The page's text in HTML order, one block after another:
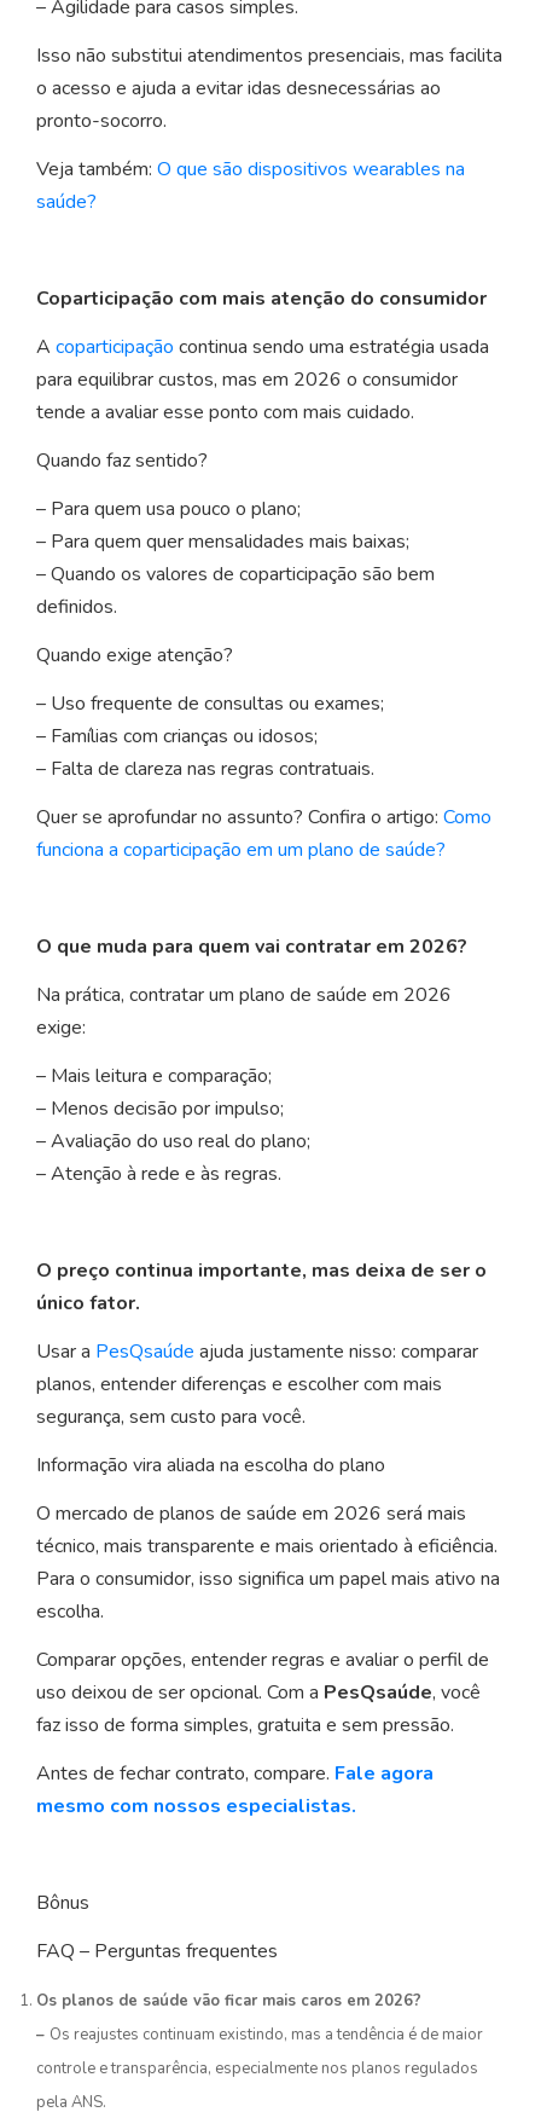
– Agilidade para casos simples.
Isso não substitui atendimentos presenciais, mas facilita
o acesso e ajuda a evitar idas desnecessárias ao
pronto-socorro.
Veja também: O que são dispositivos wearables na
saúde?
Coparticipação com mais atenção do consumidor
A coparticipação continua sendo uma estratégia usada
para equilibrar custos, mas em 2026 o consumidor
tende a avaliar esse ponto com mais cuidado.
Quando faz sentido?
– Para quem usa pouco o plano;
– Para quem quer mensalidades mais baixas;
– Quando os valores de coparticipação são bem
definidos.
Quando exige atenção?
– Uso frequente de consultas ou exames;
– Famílias com crianças ou idosos;
– Falta de clareza nas regras contratuais.
Quer se aprofundar no assunto? Confira o artigo: Como
funciona a coparticipação em um plano de saúde?
O que muda para quem vai contratar em 2026?
Na prática, contratar um plano de saúde em 2026
exige:
– Mais leitura e comparação;
– Menos decisão por impulso;
– Avaliação do uso real do plano;
– Atenção à rede e às regras.
O preço continua importante, mas deixa de ser o
único fator.
Usar a PesQsaúde ajuda justamente nisso: comparar
planos, entender diferenças e escolher com mais
segurança, sem custo para você.
Informação vira aliada na escolha do plano
O mercado de planos de saúde em 2026 será mais
técnico, mais transparente e mais orientado à eficiência.
Para o consumidor, isso significa um papel mais ativo na
escolha.
Comparar opções, entender regras e avaliar o perfil de
uso deixou de ser opcional. Com a PesQsaúde, você
faz isso de forma simples, gratuita e sem pressão.
Antes de fechar contrato, compare. Fale agora
mesmo com nossos especialistas.
Bônus
FAQ – Perguntas frequentes
Os planos de saúde vão ficar mais caros em 2026?
– Os reajustes continuam existindo, mas a tendência é de maior
controle e transparência, especialmente nos planos regulados
pela ANS.